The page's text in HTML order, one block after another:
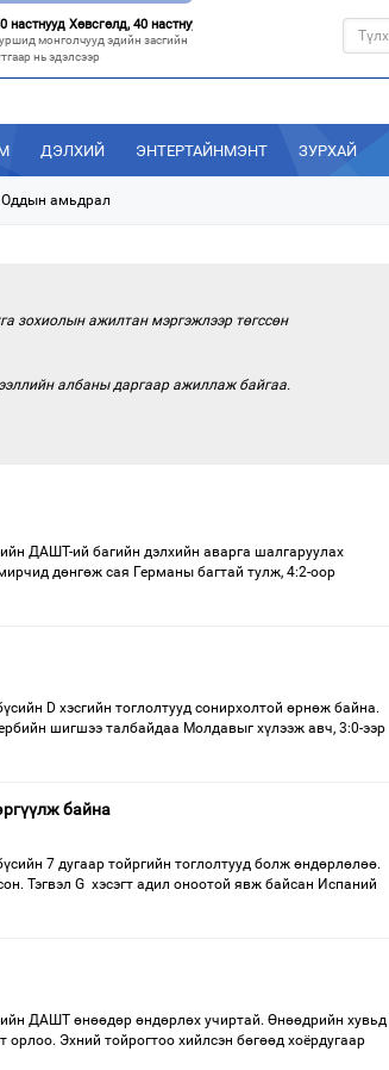
Хөвсгөлд, 40 настнууд нь Хэнтийд “хуралджээ”
монголчууд эдийн засгийн
нь эдэлсээр
талбай” болгочих, Хотын дарга аа?
урдах талбайд өнөөдрийг
байрласан С.Зориг
ДЭЛХИЙ ЭНТЕРТАЙНМЭНТ ЗУРХАЙ
Оддын амьдрал
зохиолын ажилтан мэргэжлээр төгссөн
албаны даргаар ажиллаж байгаа.
ДАШТ-ий багийн дэлхийн аварга шалгаруулах
дөнгөж сая Германы багтай тулж, 4:2-оор
D хэсгийн тоглолтууд сонирхолтой өрнөж байна.
шигшээ талбайдаа Молдавыг хүлээж авч, 3:0-ээр
байна
7 дугаар тойргийн тоглолтууд болж өндөрлөлөө.
Тэгвэл G хэсэгт адил оноотой явж байсан Испаний
ДАШТ өнөөдөр өндөрлөх учиртай. Өнөөдрийн хувьд
Эхний тойрогтоо хийлсэн бөгөөд хоёрдугаар